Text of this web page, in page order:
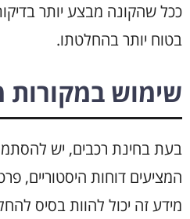
ככל שהקונה מבצע יותר
בטוח יותר בהחלטתו.
שימוש במקורות
בעת בחינת רכבים, יש
המציעים דוחות היסטוריים,
מידע זה יכול להוות בסיס